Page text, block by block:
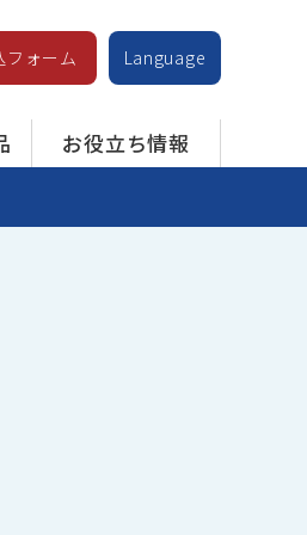
フォーム Language
お役立ち情報